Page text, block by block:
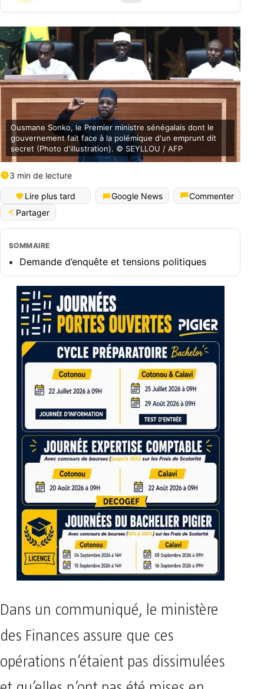
Ousmane Sonko, le Premier ministre sénégalais dont le
gouvernement fait face à la polémique d'un emprunt dit
secret (Photo d'illustration). © SEYLLOU / AFP
3 min de lecture
Lire plus tard Google News
Commenter
Partager
SOMMAIRE
Demande d’enquête et tensions politiques
Dans un communiqué, le ministère
des Finances assure que ces
opérations n’étaient pas dissimulées